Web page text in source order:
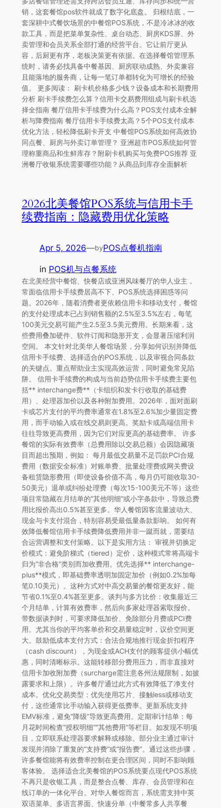
销，这套餐馆pos软件就成了数字化底盘。 归根结底，一
套深耕中式餐饮场景的中餐馆POS系统，不是冷冰冰的收
款工具，而是把菜单复杂性、桌台动态、厨房KDS屏、外
卖管理和会员关系全部打通的经营平台。它让前厅更从
容，后厨更有序，老板决策更有依据。在选择餐馆管理系
统时，请务必找具备中餐基因、厨房联动成熟、外卖兼容
且能落地的服务商，让每一笔订单都转化为可增长的经验
值。 更多阅读： 刷卡机价格多少钱？设备成本和长期费用
分析 刷卡手续费怎么算？信用卡交易费用组成与刷卡机选
择全指南 餐厅信用卡手续费为什么高？POS支付成本全解
析与降费指南 餐厅信用卡手续费太高？5个POS支付成本
优化方法，轻松降低刷卡开支 中餐馆POS系统如何高效协
同点餐、厨房与外卖订单管理？ 亚洲超市POS系统如何管
理称重商品和生鲜库存？附刷卡机购买与免费POS推荐 亚
洲餐厅收银系统需要哪些功能？从商品到库存全面解析
2026北美餐馆POS系统与信用卡手
续费指南：隐藏费用优化策略
Apr 5, 2026—byPOS点餐机指南
in POS机与点餐系统
在北美经营中餐馆、快餐店或亚洲风味餐厅的华人业主，
常面临信用卡手续费居高不下、POS系统选择困惑等问
题。2026年，随着消费者更依赖信用卡和移动支付，餐馆
的支付处理成本已占到销售额的2.5%至3.5%左右，每笔
100美元交易可能产生2.5至3.5美元费用。长期来看，这
些费用叠加硬件、软件订阅和隐形开支，会显著压缩利润
空间。 本文针对北美华人餐馆场景，分享如何识别并降低
信用卡手续费、选择适合的POS系统，以及审视合同条款
的关键点。重点帮助业主实现高效运营，同时避免常见陷
阱。 信用卡手续费的构成与当前趋势信用卡手续费主要包
括** interchange费**（卡组织和发卡行收取的基础费
用）、处理器加价以及各种附加费用。2026年，面对面刷
卡或芯片支付的平均费率通常在1.8%至2.6%加少量固定费
用，而手动输入或在线交易则更高。奖励卡或高端信用卡
往往导致更高费用，因为它们对应更高的基础费率。 许多
餐馆的实际有效费率（总费用除以交易总额）会因隐藏项
目而超出预期，例如： 每月最低交易量不足罚款PCI合规
费用（数据安全标准）对账单费、批量处理费或网关费设
备租赁隐形费用（即使设备价值不高，每月仍可能收取30-
50美元）退单或纠纷处理费（每次15-100美元不等）这些
项目常隐藏在月结单的“其他明细”或小字条款中，导致总费
用比报价高出0.5%甚至更多。华人餐馆因客流量波动大、
现金与卡支付混合，特别容易受最低量条款影响。 如何有
效降低餐馆信用卡手续费降低费用并非一蹴而就，需要结
合运营调整和支付策略。以下是实用方法： 审视并切换定
价模式：避免阶梯式（tiered）定价，这种模式常将高端卡
归为“非合格”类别而加收费用。优先选择** interchange-
plus**模式，即基础费率透明加固定加价（例如0.2%加每
笔0.10美元）。这种方式对中高交易量的餐馆更友好，能
节省0.1%至0.4%甚至更多。谈判与多方比价：收集最近三
个月结单，计算有效费率，然后向多家处理器索取报价。
带数据谈判时，可要求降低加价、免除部分月费或PCI费
用。尤其当你的平均客单价和交易量稳定时，议价空间更
大。鼓励低成本支付方式：合法合规地推行现金折扣程序
（cash discount），为现金或ACH支付的顾客提供小幅优
惠，同时清晰标示。这能转移部分费用压力，而非直接对
信用卡加收附加费（surcharge需注意各州法规限制，如披
露要求和上限）。许多餐厅通过此方式有效降低了净支付
成本。优化交易类型：优先使用芯片、接触less或移动支
付，这些通常比手动输入获得更低费率。更新系统支持
EMV标准，避免“降级”导致更高费用。定期审计结单：每
月花时间检查“授权明细”“其他费用”等栏目。如发现不明项
目，立即联系处理器要求解释或移除。部分业主通过审计
发现并消除了重复的“支持费”或“报告费”。通过这些步骤，
许多餐馆能将有效费率控制在更合理区间，同时不影响顾
客体验。 选择适合北美餐馆的POS系统要点现代POS系统
不再只是收银工具，而是整合点餐、库存、会员管理和在
线订单的一体化平台。对华人餐馆而言，系统需支持中英
双语菜单、多语言界面、快速分单（中餐常多人共享餐